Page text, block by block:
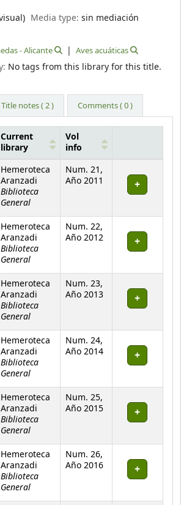
Media type:sin mediación
- Alicante Aves acuáticas
No tags from this library for this title.
Title notes ( 2 ) Comments ( 0 )
Current
library
Vol
info
Hemeroteca
Aranzadi
Biblioteca
General
Num. 21,
Año 2011
Hemeroteca
Aranzadi
Biblioteca
General
Num. 22,
Año 2012
Hemeroteca
Aranzadi
Biblioteca
General
Num. 23,
Año 2013
Hemeroteca
Aranzadi
Biblioteca
General
Num. 24,
Año 2014
Hemeroteca
Aranzadi
Biblioteca
General
Num. 25,
Año 2015
Hemeroteca
Aranzadi
Biblioteca
General
Num. 26,
Año 2016